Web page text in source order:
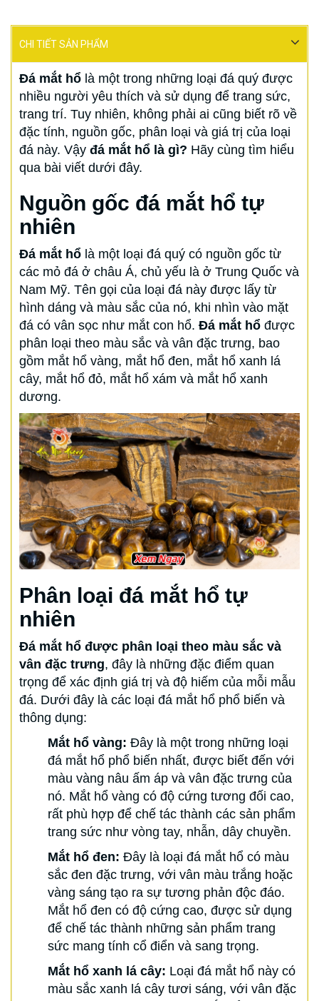
CHI TIẾT SẢN PHẨM
Đá mắt hổ là một trong những loại đá quý được
nhiều người yêu thích và sử dụng để trang sức,
trang trí. Tuy nhiên, không phải ai cũng biết rõ về
đặc tính, nguồn gốc, phân loại và giá trị của loại
đá này. Vậy đá mắt hổ là gì? Hãy cùng tìm hiểu
qua bài viết dưới đây.
Nguồn gốc đá mắt hổ tự
nhiên
Đá mắt hổ là một loại đá quý có nguồn gốc từ
các mỏ đá ở châu Á, chủ yếu là ở Trung Quốc và
Nam Mỹ. Tên gọi của loại đá này được lấy từ
hình dáng và màu sắc của nó, khi nhìn vào mặt
đá có vân sọc như mắt con hổ. Đá mắt hổ được
phân loại theo màu sắc và vân đặc trưng, bao
gồm mắt hổ vàng, mắt hổ đen, mắt hổ xanh lá
cây, mắt hổ đỏ, mắt hổ xám và mắt hổ xanh
dương.
Phân loại đá mắt hổ tự
nhiên
Đá mắt hổ được phân loại theo màu sắc và
vân đặc trưng, đây là những đặc điểm quan
trọng để xác định giá trị và độ hiếm của mỗi mẫu
đá. Dưới đây là các loại đá mắt hổ phổ biến và
thông dụng:
Mắt hổ vàng: Đây là một trong những loại
đá mắt hổ phổ biến nhất, được biết đến với
màu vàng nâu ấm áp và vân đặc trưng của
nó. Mắt hổ vàng có độ cứng tương đối cao,
rất phù hợp để chế tác thành các sản phẩm
trang sức như vòng tay, nhẫn, dây chuyền.
Mắt hổ đen: Đây là loại đá mắt hổ có màu
sắc đen đặc trưng, với vân màu trắng hoặc
vàng sáng tạo ra sự tương phản độc đáo.
Mắt hổ đen có độ cứng cao, được sử dụng
để chế tác thành những sản phẩm trang
sức mang tính cổ điển và sang trọng.
Mắt hổ xanh lá cây: Loại đá mắt hổ này có
màu sắc xanh lá cây tươi sáng, với vân đặc